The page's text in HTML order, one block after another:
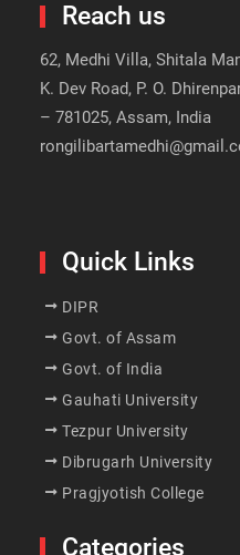
Reach us
62, Medhi Villa, Shitala
K. Dev Road, P. O.
– 781025, Assam, India
Quick Links
DIPR
Govt. of Assam
Govt. of India
Gauhati University
Tezpur University
Dibrugarh University
Pragjyotish College
Categories